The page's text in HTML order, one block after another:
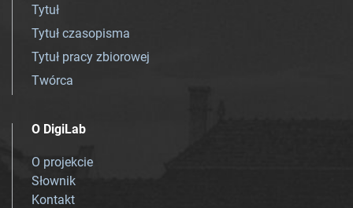
Tytuł
Tytuł czasopisma
Tytuł pracy zbiorowej
Twórca
O DigiLab
O projekcie
Słownik
Kontakt